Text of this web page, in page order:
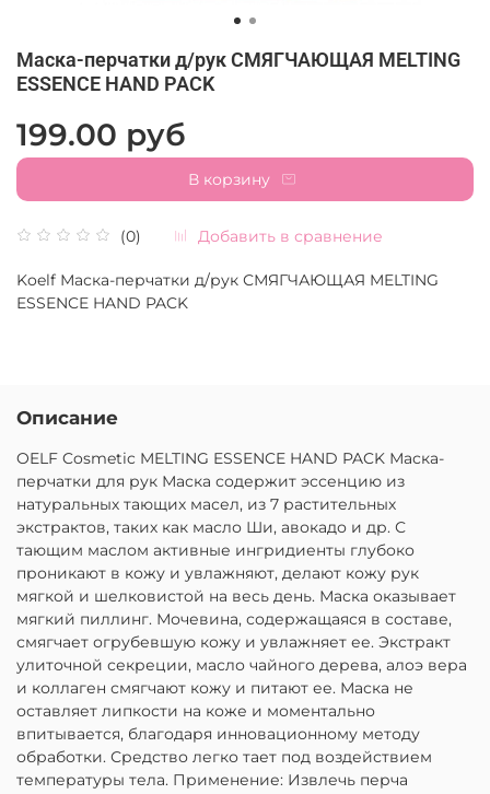
Маска-перчатки д/рук СМЯГЧАЮЩАЯ MELTING
ESSENCE HAND PACK
(0) Добавить в сравнение
199.00 руб
В корзину
Koelf Маска-перчатки д/рук СМЯГЧАЮЩАЯ MELTING
ESSENCE HAND PACK
Описание
OELF Cosmetic MELTING ESSENCE HAND PACK Маска-
перчатки для рук Маска содержит эссенцию из
натуральных тающих масел, из 7 растительных
экстрактов, таких как масло Ши, авокадо и др. С
тающим маслом активные ингридиенты глубоко
проникают в кожу и увлажняют, делают кожу рук
мягкой и шелковистой на весь день. Маска оказывает
мягкий пиллинг. Мочевина, содержащаяся в составе,
смягчает огрубевшую кожу и увлажняет ее. Экстракт
улиточной секреции, масло чайного дерева, алоэ вера
и коллаген смягчают кожу и питают ее. Маска не
оставляет липкости на коже и моментально
впитывается, благодаря инновационному методу
обработки. Средство легко тает под воздействием
температуры тела. Применение: Извлечь перча